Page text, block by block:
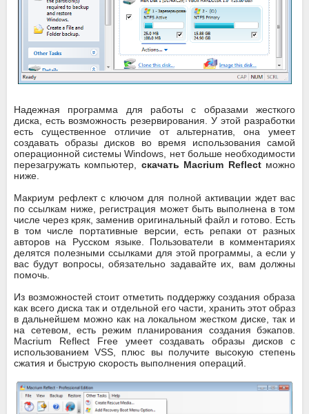
Надежная программа для работы с образами жесткого
диска, есть возможность резервирования. У этой разработки
есть существенное отличие от альтернатив, она умеет
создавать образы дисков во время использования самой
операционной системы Windows, нет больше необходимости
перезагружать компьютер, скачать Macrium Reflect можно
ниже.
Макриум рефлект с ключом для полной активации ждет вас
по ссылкам ниже, регистрация может быть выполнена в том
числе через кряк, заменив оригинальный файл и готово. Есть
в том числе портативные версии, есть репаки от разных
авторов на Русском языке. Пользователи в комментариях
делятся полезными ссылками для этой программы, а если у
вас будут вопросы, обязательно задавайте их, вам должны
помочь.
Из возможностей стоит отметить поддержку создания образа
как всего диска так и отдельной его части, хранить этот образ
в дальнейшем можно как на локальном жестком диске, так и
на сетевом, есть режим планирования создания бэкапов.
Macrium Reflect Free умеет создавать образы дисков с
использованием VSS, плюс вы получите высокую степень
сжатия и быструю скорость выполнения операций.